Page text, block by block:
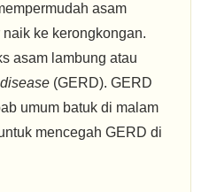
asam
ke kerongkongan.
asam lambung atau
(GERD). GERD
umum batuk di malam
mencegah GERD di